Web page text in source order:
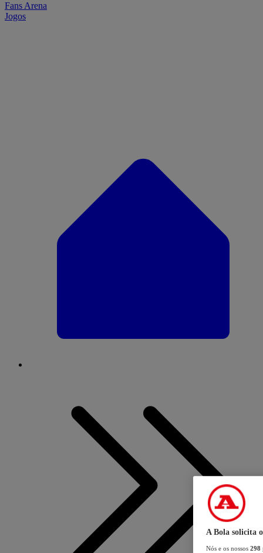
Fans Arena
Jogos
A Bola solicita
Nós e os nossos 298